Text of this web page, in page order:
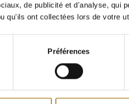
de publicité et d'analyse, qui
qu'ils ont collectées lors de votre
Préférences
dans un climat méditerranéen
maturité. Pressurage
fermentation alcoolique. En
organique pour environ 45 g/